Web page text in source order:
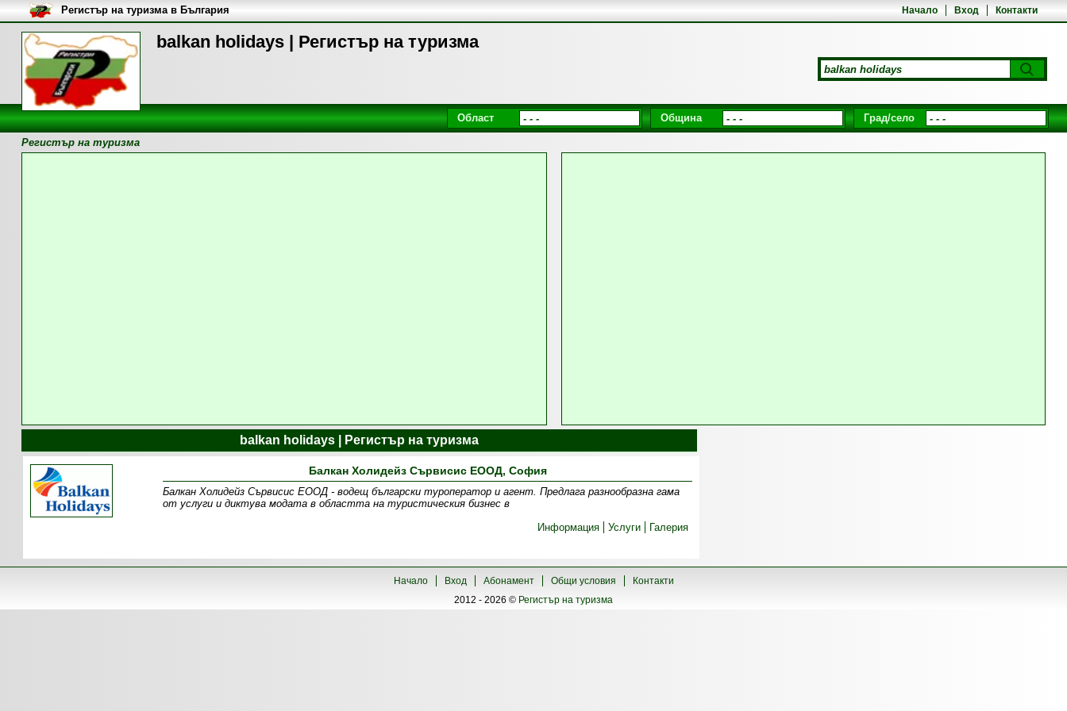
balkan holidays | Регистър на туризма
Начало Вход Контакти
Регистър на туризма в България
Област Община Град/село
Регистър на туризма
balkan holidays | Регистър на туризма
Балкан Холидейз Сървисис ЕООД, София
Балкан Холидейз Сървисис ЕООД - водещ български туроператор и агент. Предлага разнообразна гама
от услуги и диктува модата в областта на туристическия бизнес в
Информация
Услуги Галерия
Начало Вход Абонамент Общи условия
Контакти
2012 - 2026 © Регистър на туризма